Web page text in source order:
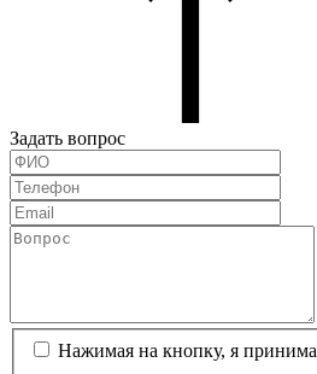
Задать вопрос
Нажимая на кнопку, я